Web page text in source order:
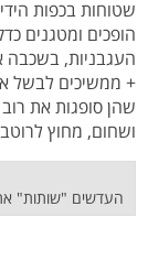
הופכים ומטגנים
העגבניות, בשכבה
שהן סופגות את
ושחום, מחוץ
העדשים "שותות"